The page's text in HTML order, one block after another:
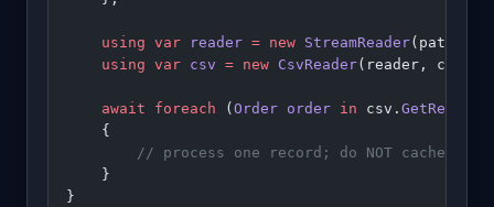
    using
var reader = new StreamReader(path);
    using
var csv = new CsvReader(reader,
    await
foreach ( Order order in csv.
    {
// process one record; do NOT cache
    }
}